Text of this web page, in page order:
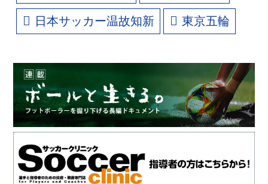
日本サッカー温故知新 東京五輪